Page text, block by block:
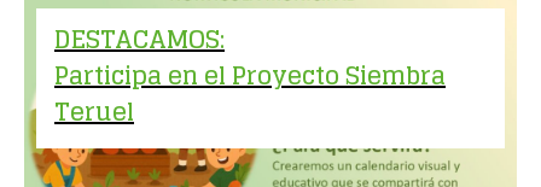
DESTACAMOS:
Participa en el Proyecto Siembra
Teruel